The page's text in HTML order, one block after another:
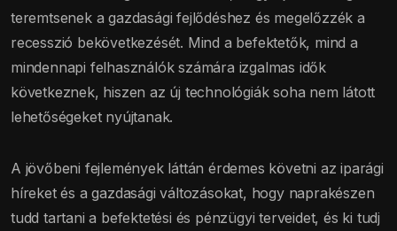
teremtsenek a gazdasági fejlődéshez és megelőzzék a
recesszió bekövetkezését. Mind a befektetők, mind a
mindennapi felhasználók számára izgalmas idők
következnek, hiszen az új technológiák soha nem látott
lehetőségeket nyújtanak.
A jövőbeni fejlemények láttán érdemes követni az iparági
híreket és a gazdasági változásokat, hogy naprakészen
tudd tartani a befektetési és pénzügyi terveidet, és ki tudj